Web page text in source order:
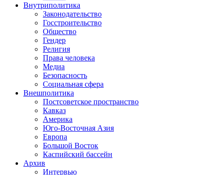
Внутриполитика
Законодательство
Госстроительство
Общество
Гендер
Религия
Права человека
Медиа
Безопасность
Социальная сфера
Внешполитика
Постсоветское пространство
Кавказ
Америка
Юго-Восточная Азия
Европа
Большой Восток
Каспийский бассейн
Архив
Интервью